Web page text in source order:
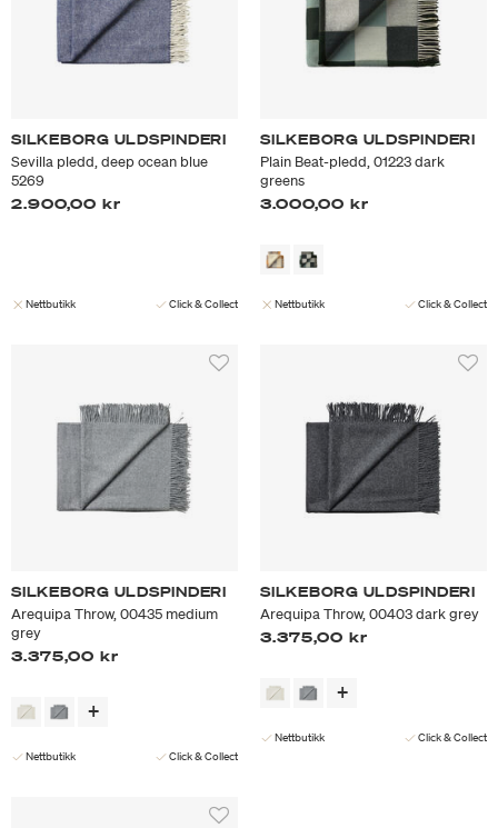
SILKEBORG ULDSPINDERI
Sevilla pledd, deep ocean blue
5269
2.900,00 kr
Nettbutikk Click & Collect
SILKEBORG ULDSPINDERI
Plain Beat-pledd, 01223 dark
greens
3.000,00 kr
Nettbutikk Click & Collect
SILKEBORG ULDSPINDERI
Arequipa Throw, 00435 medium
grey
3.375,00 kr
Nettbutikk Click & Collect
SILKEBORG ULDSPINDERI
Arequipa Throw, 00403 dark grey
3.375,00 kr
Nettbutikk Click & Collect